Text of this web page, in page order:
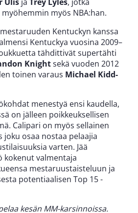
myös NBA:han.
Kentuckyn kanssa
Kentuckya vuosina 2009–
tähdittivät supertähti
Knightsekä vuoden 2012
toinen varaus Michael Kidd-
menestyä ensi kaudella,
on jälleen poikkeuksellisen
Calipari on myös sellainen
joku osaa nostaa pelaajia
varten. Jää
kokenut valmentaja
mestaruustaisteluun ja
potentiaalisen Top 15 -
kesän MM-karsinnoissa.